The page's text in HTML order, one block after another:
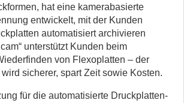
hat eine kamerabasierte
entwickelt, mit der Kunden
automatisiert archivieren
unterstützt Kunden beim
von Flexoplatten – der
sicherer, spart Zeit sowie Kosten.
für die automatisierte Druckplatten-